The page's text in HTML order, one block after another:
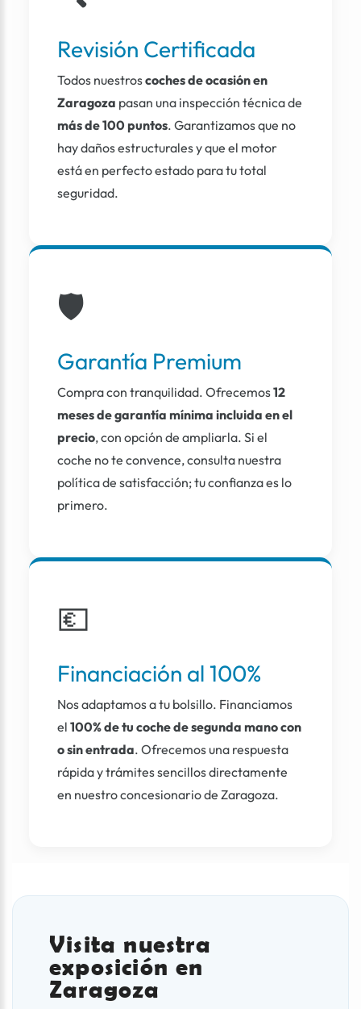
Revisión Certificada
Todos nuestroscoches de ocasión en
Zaragoza pasan una inspección técnica de
más de 100 puntos. Garantizamos que no
hay daños estructurales y que el motor
está en perfecto estado para tu total
seguridad.
🛡️
Garantía Premium
Compra con tranquilidad. Ofrecemos12
meses de garantía mínima incluida en el
precio, con opción de ampliarla. Si el
coche no te convence, consulta nuestra
política de satisfacción; tu confianza es lo
primero.
💶
Financiación al 100%
Nos adaptamos a tu bolsillo. Financiamos
el 100% de tu coche de segunda mano con
o sin entrada. Ofrecemos una respuesta
rápida y trámites sencillos directamente
en nuestro concesionario de Zaragoza.
Visita nuestra
exposición en
Zaragoza